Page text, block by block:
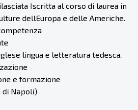
Iscritta al corso di laurea in
dellEuropa e delle Americhe.
lingua e letteratura tedesca.
e formazione
di Napoli)